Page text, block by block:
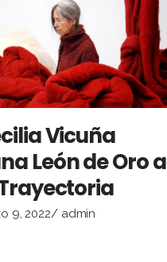
Vicuña
León de Oro a
9, 2022 admin